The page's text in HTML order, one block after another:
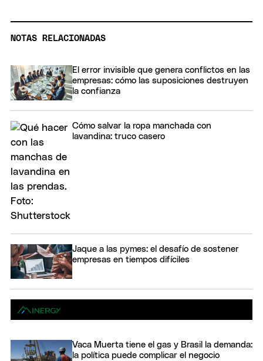
NOTAS RELACIONADAS
El error invisible que genera conflictos en las
empresas: cómo las suposiciones destruyen
la confianza
Cómo salvar la ropa manchada con
lavandina: truco casero
Jaque a las pymes: el desafío de sostener
empresas en tiempos difíciles
Vaca Muerta tiene el gas y Brasil la demanda:
la política puede complicar el negocio